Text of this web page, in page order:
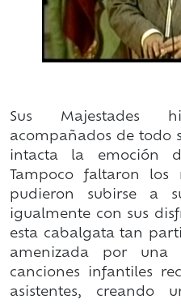
Sus Majestades
acompañados de todo
intacta la emoción
Tampoco faltaron
pudieron subirse a
igualmente con sus
esta cabalgata tan
amenizada por una
canciones infantiles
asistentes, creando